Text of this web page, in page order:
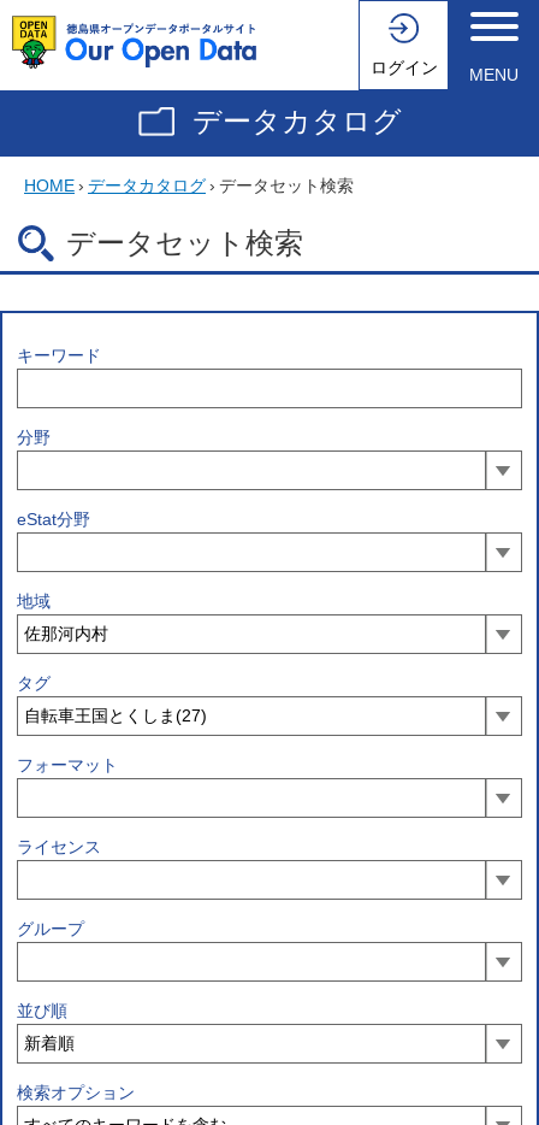
ログイン MENU
データカタログ
HOME› データカタログ› データセット検索
データセット検索
キーワード
分野
eStat分野
地域
タグ
フォーマット
ライセンス
グループ
並び順
検索オプション